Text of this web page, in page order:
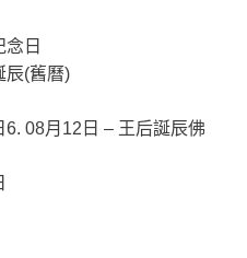
日
辰(舊曆)
6. 08月12日 – 王后誕辰佛